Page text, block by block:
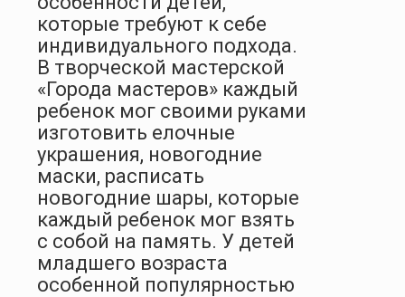
которые требуют к себе
индивидуального подхода.
В творческой мастерской
«Города мастеров» каждый
ребенок мог своими руками
изготовить елочные
украшения, новогодние
маски, расписать
новогодние шары, которые
каждый ребенок мог взять
с собой на память. У детей
младшего возраста
особенной популярностью